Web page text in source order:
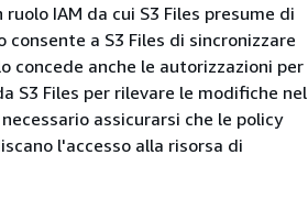
IAM da cui S3 Files presume di
a S3 Files di sincronizzare
concede anche le autorizzazioni per
S3 Files per rilevare le modifiche nel
assicurarsi che le policy
l'accesso alla risorsa di